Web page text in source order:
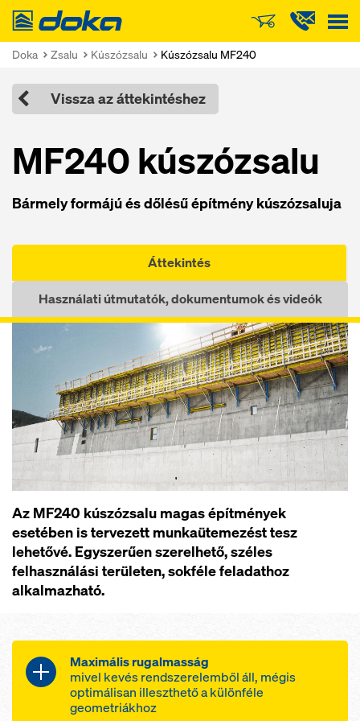
Doka
Doka Zsalu Kúszózsalu Kúszózsalu MF240
Vissza az áttekintéshez
MF240 kúszózsalu
Bármely formájú és dőlésű építmény kúszózsaluja
Áttekintés
Használati útmutatók, dokumentumok és videók
Az MF240 kúszózsalu magas építmények
esetében is tervezett munkaütemezést tesz
lehetővé. Egyszerűen szerelhető, széles
felhasználási területen, sokféle feladathoz
alkalmazható.
Maximális rugalmasság
mivel kevés rendszerelemből áll, mégis
optimálisan illeszthető a különféle
geometriákhoz